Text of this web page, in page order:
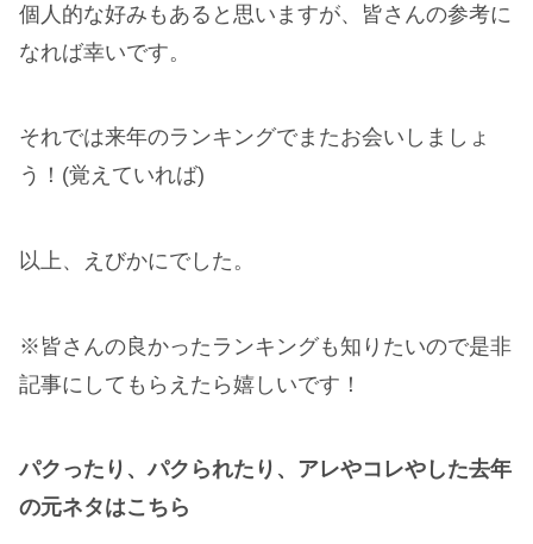
個人的な好みもあると思いますが、皆さんの参考に
なれば幸いです。
それでは来年のランキングでまたお会いしましょ
う！(覚えていれば)
以上、えびかにでした。
※皆さんの良かったランキングも知りたいので是非
記事にしてもらえたら嬉しいです！
パクったり、パクられたり、アレやコレやした去年
の元ネタはこちら